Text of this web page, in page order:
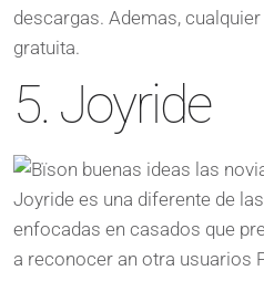
descargas. Ademas,
gratuita.
5. Joyride
Joyride es una diferente de
enfocadas en casados que
a reconocer an otra usuarios